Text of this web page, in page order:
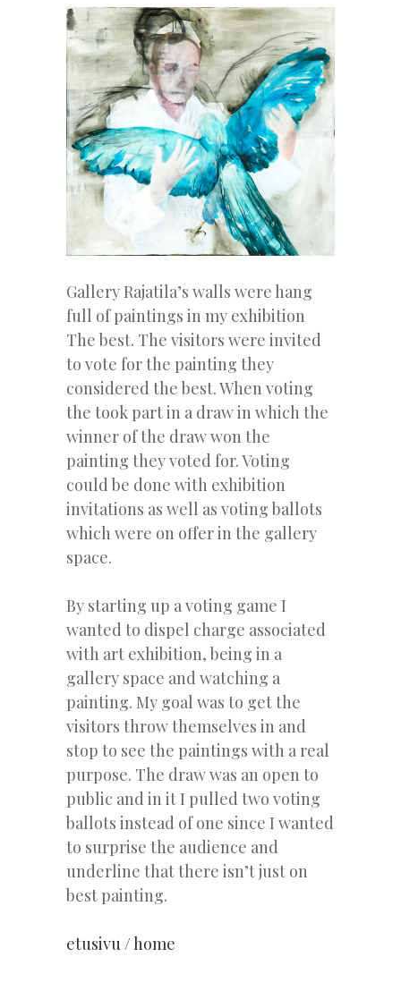
Gallery Rajatila’s walls were hang
full of paintings in my exhibition
The best. The visitors were invited
to vote for the painting they
considered the best. When voting
the took part in a draw in which the
winner of the draw won the
painting they voted for. Voting
could be done with exhibition
invitations as well as voting ballots
which were on offer in the gallery
space.
By starting up a voting game I
wanted to dispel charge associated
with art exhibition, being in a
gallery space and watching a
painting. My goal was to get the
visitors throw themselves in and
stop to see the paintings with a real
purpose. The draw was an open to
public and in it I pulled two voting
ballots instead of one since I wanted
to surprise the audience and
underline that there isn’t just on
best painting.
etusivu / home